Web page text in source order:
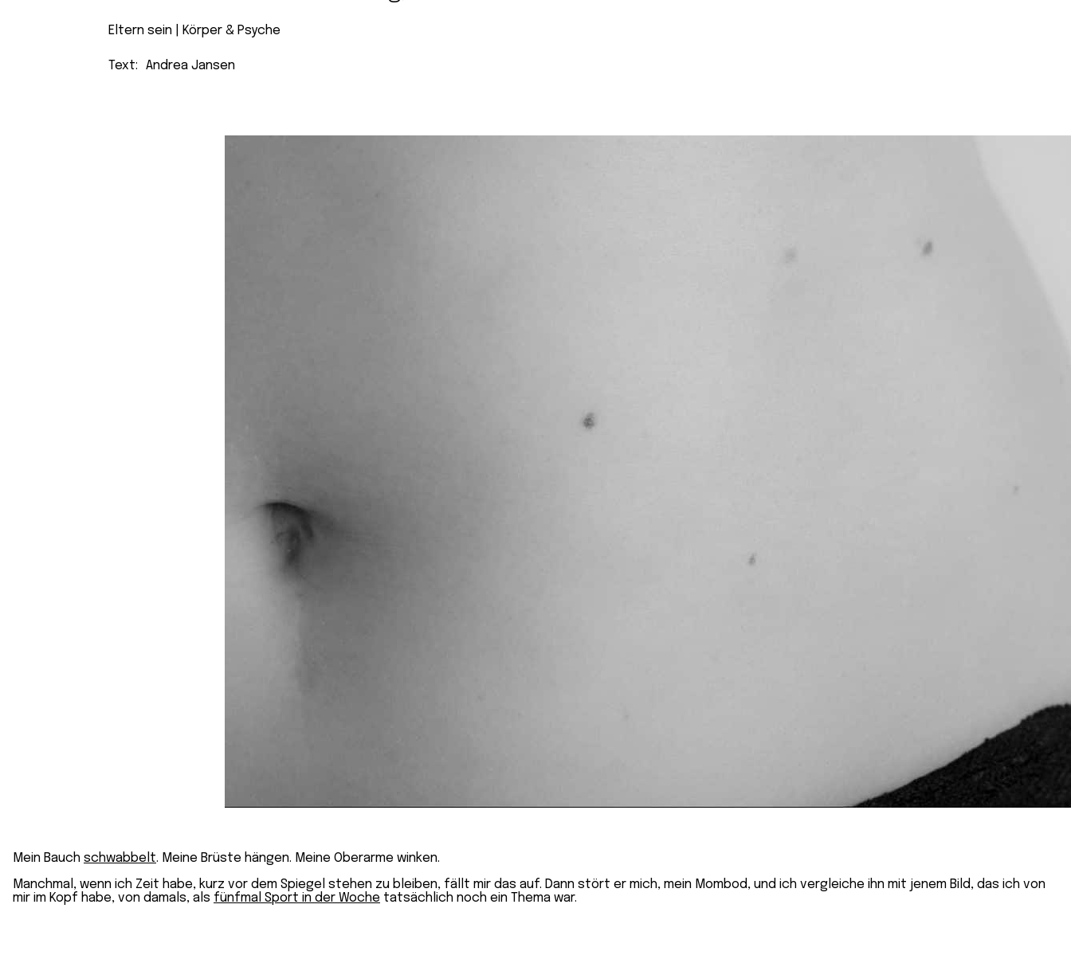
Eltern sein Körper & Psyche
Text: Andrea Jansen
Mein Bauch schwabbelt. Meine Brüste hängen. Meine Oberarme winken.
Manchmal, wenn ich Zeit habe, kurz vor dem Spiegel stehen zu bleiben, fällt mir das auf. Dann stört er mich, mein Mombod, und ich vergleiche ihn mit jenem Bild, das ich von
mir im Kopf habe, von damals, als fünfmal Sport in der Woche tatsächlich noch ein Thema war.